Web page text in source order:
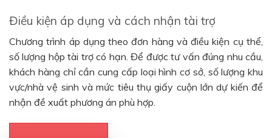
Điều kiện áp dụng và cách nhận tài trợ
Chương trình áp dụng theo đơn hàng và điều kiện cụ thể,
số lượng hộp tài trợ có hạn. Để được tư vấn đúng nhu cầu,
khách hàng chỉ cần cung cấp loại hình cơ sở, số lượng khu
vực/nhà vệ sinh và mức tiêu thụ giấy cuộn lớn dự kiến để
nhận đề xuất phương án phù hợp.